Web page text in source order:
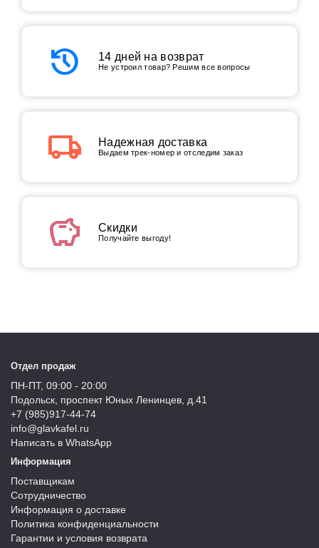
history 14 дней на возврат
Не устроил товар? Решим все вопросы
local_shipping Надежная доставка
Выдаем трек-номер и отследим заказ
savings Скидки
Получайте выгоду!
Отдел продаж
ПН-ПТ, 09:00 - 20:00
Подольск, проспект Юных Ленинцев, д.41
+7 (985)917-44-74
info@glavkafel.ru
Написать в WhatsApp
Информация
Поставщикам
Сотрудничество
Информация о доставке
Политика конфиденциальности
Гарантии и условия возврата